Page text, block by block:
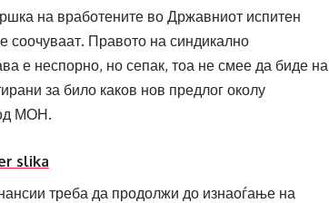
на вработените во Државниот испитен
соочуваат. Правото на синдикално
е неспорно, но сепак, тоа не смее да биде на
за било каков нов предлог околу
МОН.
треба да продолжи до изнаоѓање на